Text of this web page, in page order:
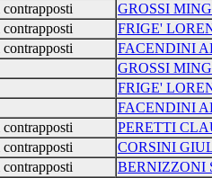
GROSSI
FRIGE'
FACENDINI
GROSSI
FRIGE'
FACENDINI
PERETTI
CORSINI
BERNIZZONI